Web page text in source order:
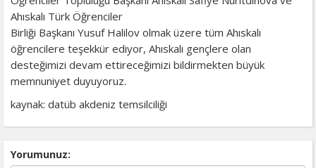
Ahıskalı Türk Öğrenciler
Birliği Başkanı Yusuf Halilov olmak üzere tüm Ahıskalı
öğrencilere teşekkür ediyor, Ahıskalı gençlere olan
desteğimizi devam ettireceğimizi bildirmekten büyük
memnuniyet duyuyoruz.
kaynak: datüb akdeniz temsilciliği
Yorumunuz: